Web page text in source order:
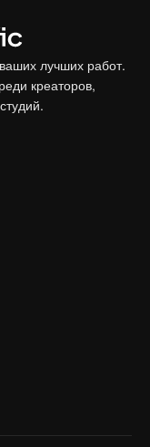
лучших работ.
креаторов,